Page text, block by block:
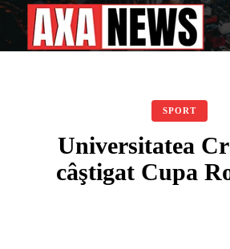
SPORT
Universitatea
câştigat Cupa